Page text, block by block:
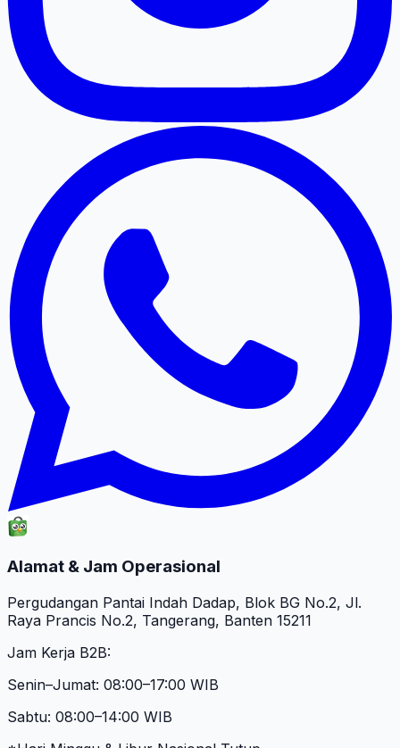
Alamat & Jam Operasional
Pergudangan Pantai Indah Dadap, Blok BG No.2, Jl.
Raya Prancis No.2, Tangerang, Banten 15211
Jam Kerja B2B:
Senin–Jumat: 08:00–17:00 WIB
Sabtu: 08:00–14:00 WIB